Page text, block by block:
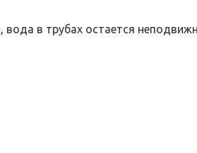
в трубах остается